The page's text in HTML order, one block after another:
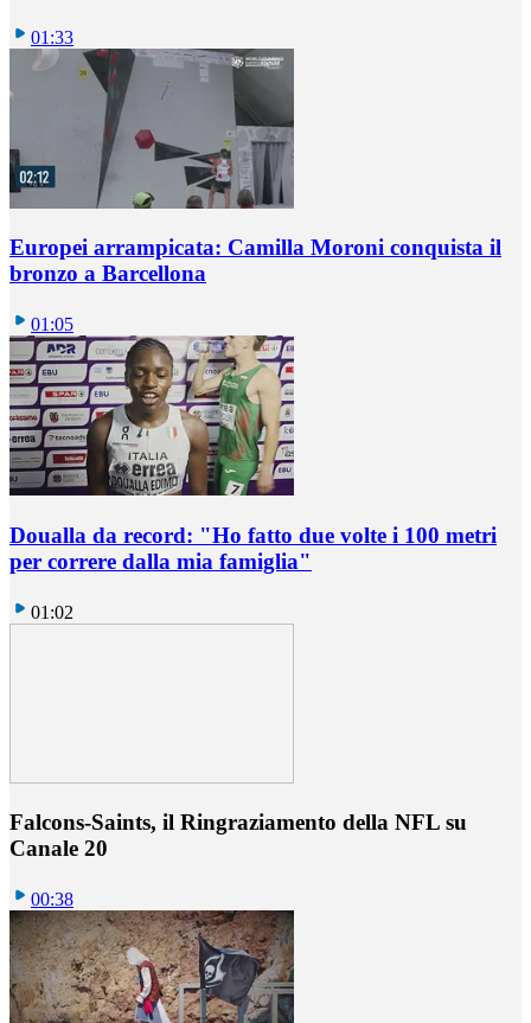
01:33
Europei arrampicata: Camilla Moroni conquista il
bronzo a Barcellona
01:05
Doualla da record: "Ho fatto due volte i 100 metri
per correre dalla mia famiglia"
01:02
Falcons-Saints, il Ringraziamento della NFL su
Canale 20
00:38